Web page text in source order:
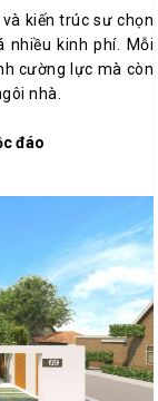
kiến trúc sư chọn
nhiều kinh phí. Mỗi
cường lực mà còn
nhà.
đáo